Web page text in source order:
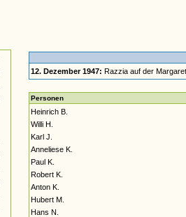
12. Dezember 1947: Razzia auf der
Personen
Heinrich B.
Willi H.
Karl J.
Anneliese K.
Paul K.
Robert K.
Anton K.
Hubert M.
Hans N.